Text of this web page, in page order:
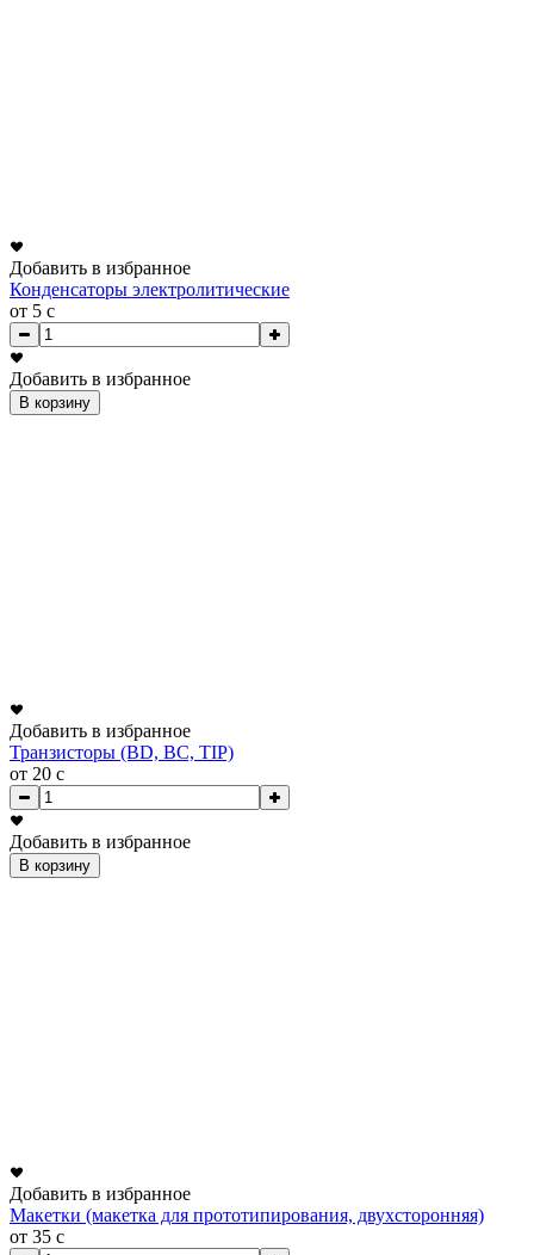
Добавить в избранное
Конденсаторы электролитические
от 5 c
Добавить в избранное
В корзину
Добавить в избранное
Транзисторы (BD, BC, TIP)
от 20 c
Добавить в избранное
В корзину
Добавить в избранное
Макетки (макетка для прототипирования, двухсторонняя)
от 35 c